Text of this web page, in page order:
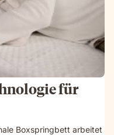
für
Boxspringbett arbeitet